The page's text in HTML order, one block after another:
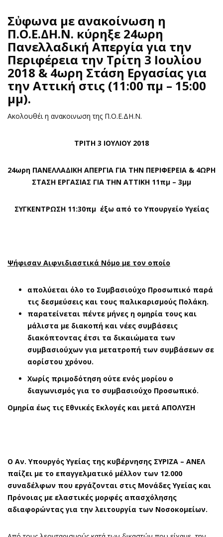
Σὐφωνα με ανακοίνωση η
Π.Ο.Ε.ΔΗ.Ν. κύρηξε 24ωρη
Πανελλαδική Απεργία για την
Περιφέρεια την Τρίτη 3 Ιουλίου
2018 & 4ωρη Στάση Εργασίας για
την Αττική στις (11:00 πμ – 15:00
μμ).
Ακολουθέι η ανακοινωση της Π.Ο.Ε.ΔΗ.Ν.
ΤΡΙΤΗ 3 ΙΟΥΛΙΟΥ 2018
24ωρη ΠΑΝΕΛΛΑΔΙΚΗ ΑΠΕΡΓΙΑ ΓΙΑ ΤΗΝ ΠΕΡΙΦΕΡΕΙΑ & 4ΩΡΗ
ΣΤΑΣΗ ΕΡΓΑΣΙΑΣ ΓΙΑ ΤΗΝ ΑΤΤΙΚΗ 11πμ – 3μμ
ΣΥΓΚΕΝΤΡΩΣΗ 11:30πμ έξω από το Υπουργείο Υγείας
Ψήφισαν Αιφνιδιαστικά Νόμο με τον οποίο
απολύεται όλο το Συμβασιούχο Προσωπικό παρά
τις δεσμεύσεις και τους παλικαρισμούς Πολάκη.
παρατείνεται πέντε μήνες η ομηρία τους και
μάλιστα με διακοπή και νέες συμβάσεις
διακόπτοντας έτσι τα δικαιώματα των
συμβασιούχων για μετατροπή των συμβάσεων σε
αορίστου χρόνου.
Χωρίς πριμοδότηση ούτε ενός μορίου ο
διαγωνισμός για το συμβασιούχο Προσωπικό.
Ομηρία έως τις Εθνικές Εκλογές και μετά ΑΠΟΛΥΣΗ
Ο Αν. Υπουργός Υγείας της κυβέρνησης ΣΥΡΙΖΑ – ΑΝΕΛ
παίζει με το επαγγελματικό μέλλον των 12.000
συναδέλφων που εργάζονται στις Μονάδες Υγείας και
Πρόνοιας με ελαστικές μορφές απασχόλησης
αδιαφορώντας για την λειτουργία των Νοσοκομείων.